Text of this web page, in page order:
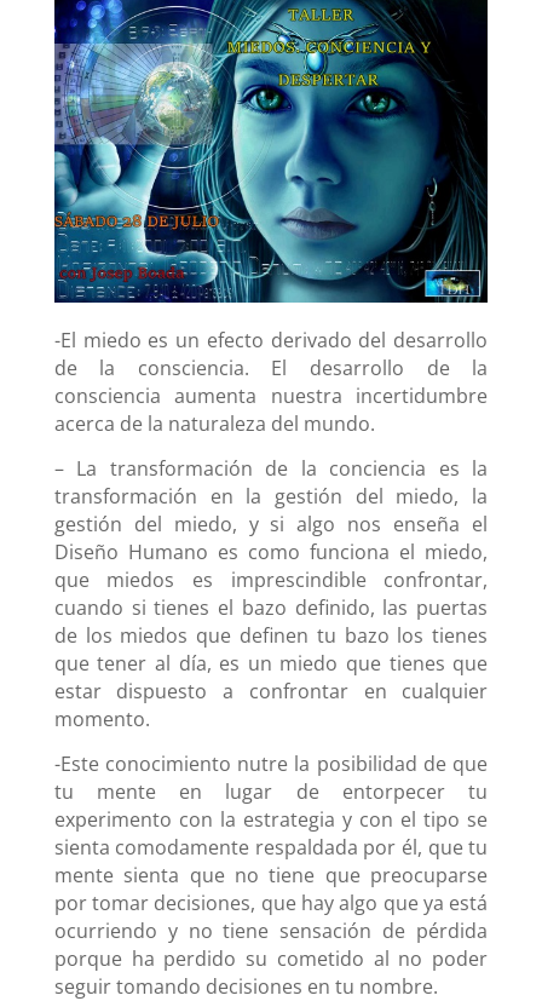
-El miedo es un efecto derivado del desarrollo
de la consciencia. El desarrollo de la
consciencia aumenta nuestra incertidumbre
acerca de la naturaleza del mundo.
– La transformación de la conciencia es la
transformación en la gestión del miedo, la
gestión del miedo, y si algo nos enseña el
Diseño Humano es como funciona el miedo,
que miedos es imprescindible confrontar,
cuando si tienes el bazo definido, las puertas
de los miedos que definen tu bazo los tienes
que tener al día, es un miedo que tienes que
estar dispuesto a confrontar en cualquier
momento.
-Este conocimiento nutre la posibilidad de que
tu mente en lugar de entorpecer tu
experimento con la estrategia y con el tipo se
sienta comodamente respaldada por él, que tu
mente sienta que no tiene que preocuparse
por tomar decisiones, que hay algo que ya está
ocurriendo y no tiene sensación de pérdida
porque ha perdido su cometido al no poder
seguir tomando decisiones en tu nombre.